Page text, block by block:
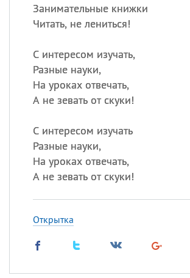
Занимательные книжки
Читать, не лениться!
С интересом изучать,
Разные науки,
На уроках отвечать,
А не зевать от скуки!
С интересом изучать
Разные науки,
На уроках отвечать,
А не зевать от скуки!
Открытка